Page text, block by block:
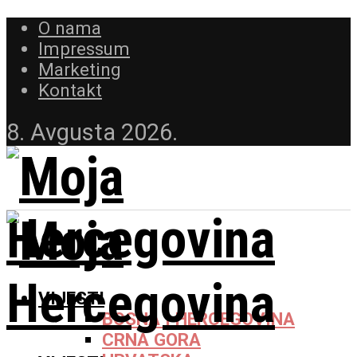
O nama
Impressum
Marketing
Kontakt
8. Avgusta 2026.
VIJESTI
BOSNA I HERCEGOVINA
CRNA GORA